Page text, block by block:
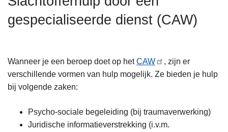
gespecialiseerde dienst (CAW)
Wanneer je een beroep doet op hetCAW
, zijn er
verschillende vormen van hulp mogelijk. Ze bieden je hulp
bij volgende zaken:
Psycho-sociale begeleiding (bij traumaverwerking)
Juridische informatieverstrekking (i.v.m.